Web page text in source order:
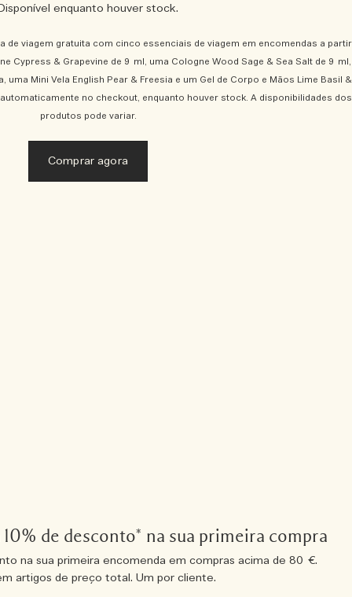
enquanto houver stock.
de viagem gratuita com cinco essenciais de viagem em encomendas a partir
Cypress & Grapevine de 9 ml, uma Cologne Wood Sage & Sea Salt de 9 ml,
uma Mini Vela English Pear & Freesia e um Gel de Corpo e Mãos Lime Basil &
no checkout, enquanto houver stock. A disponibilidades dos
produtos pode variar.
Comprar agora
de desconto* na sua primeira compra
na sua primeira encomenda em compras acima de 80 €.
artigos de preço total. Um por cliente.